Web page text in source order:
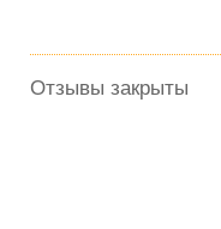
Отзывы закрыты